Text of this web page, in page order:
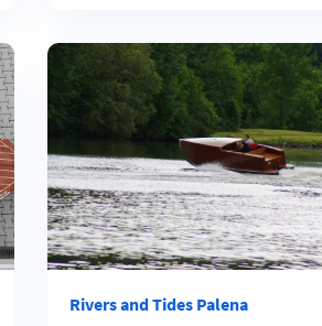
Rivers and Tides Palena